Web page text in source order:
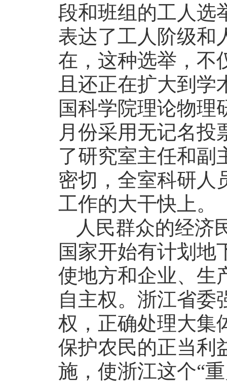
段和班组的工人选
表达了工人阶级和
在，这种选举，不
且还正在扩大到
国科学院理论物理
月份采用无记名投
了研究室主任和副
密切，全室科研人
工作的大干快上。
人民群众的经济
国家开始有计划地
使地方和企业、生
自主权。浙江省委
权，正确处理大集
保护农民的正当利
施，使浙江这个“